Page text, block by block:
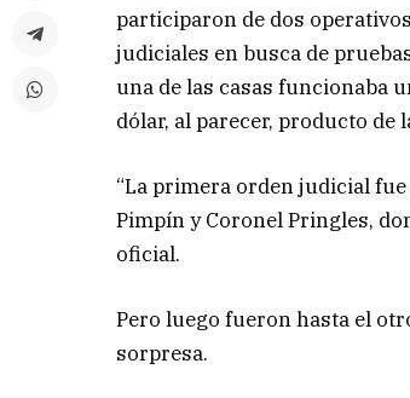
participaron de dos
judiciales en busca de
una de las casas funcionaba
dólar, al parecer, producto de
“La primera orden judicial
Pimpín y Coronel Pringles,
oficial.
Pero luego fueron hasta el
sorpresa.